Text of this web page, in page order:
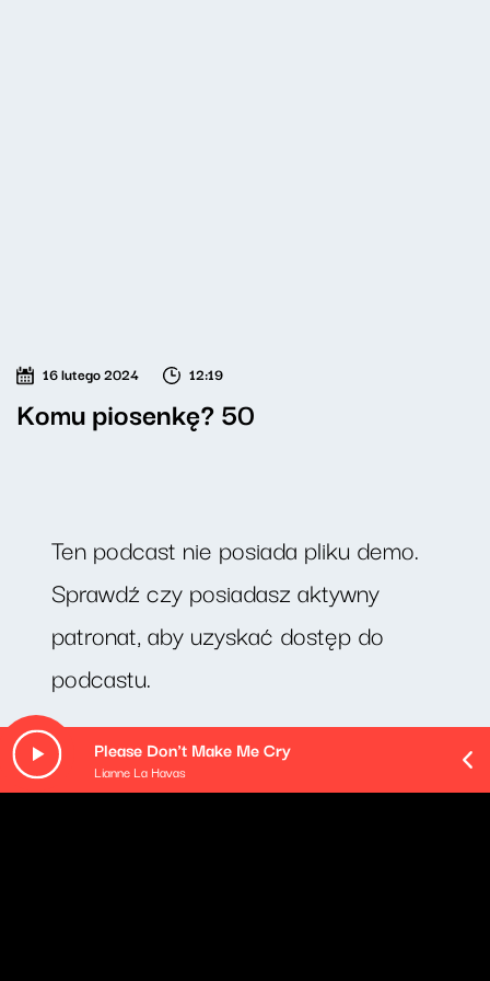
Please Don't Make Me Cry
Lianne La Havas
Komu piosenkę? 50
16 lutego 2024 12:19
Ten podcast nie posiada pliku demo.
Sprawdź czy posiadasz aktywny
patronat, aby uzyskać dostęp do
podcastu.
Minimalna kwota wpłaty: 20zł